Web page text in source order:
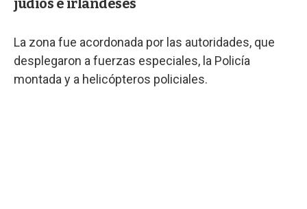
judíos e irlandeses
La zona fue acordonada por las autoridades, que
desplegaron a fuerzas especiales, la Policía
montada y a helicópteros policiales.